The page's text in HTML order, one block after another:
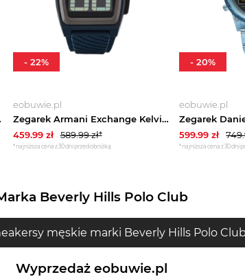
eobuwie.pl
Zegarek Armani Exchange Kelvin AX2970 Granatowy
459.99zł 589.99zł*
*najniższa cena z 30 dni przed obniżką
- 22%
eobuwie.pl
599.99 zł
*najniższa cena z 30 dni
-20%
Beverly Hills Polo Club
męskie marki Beverly Hills Polo
Wyprzedaż eobuwie.pl